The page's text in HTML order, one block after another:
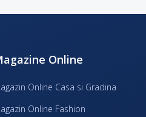
Online
Online Casa si Gradina
Online Fashion